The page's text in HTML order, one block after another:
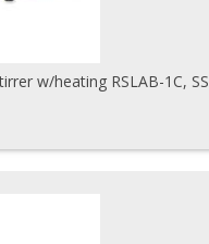
w/heating RSLAB-1C, SS